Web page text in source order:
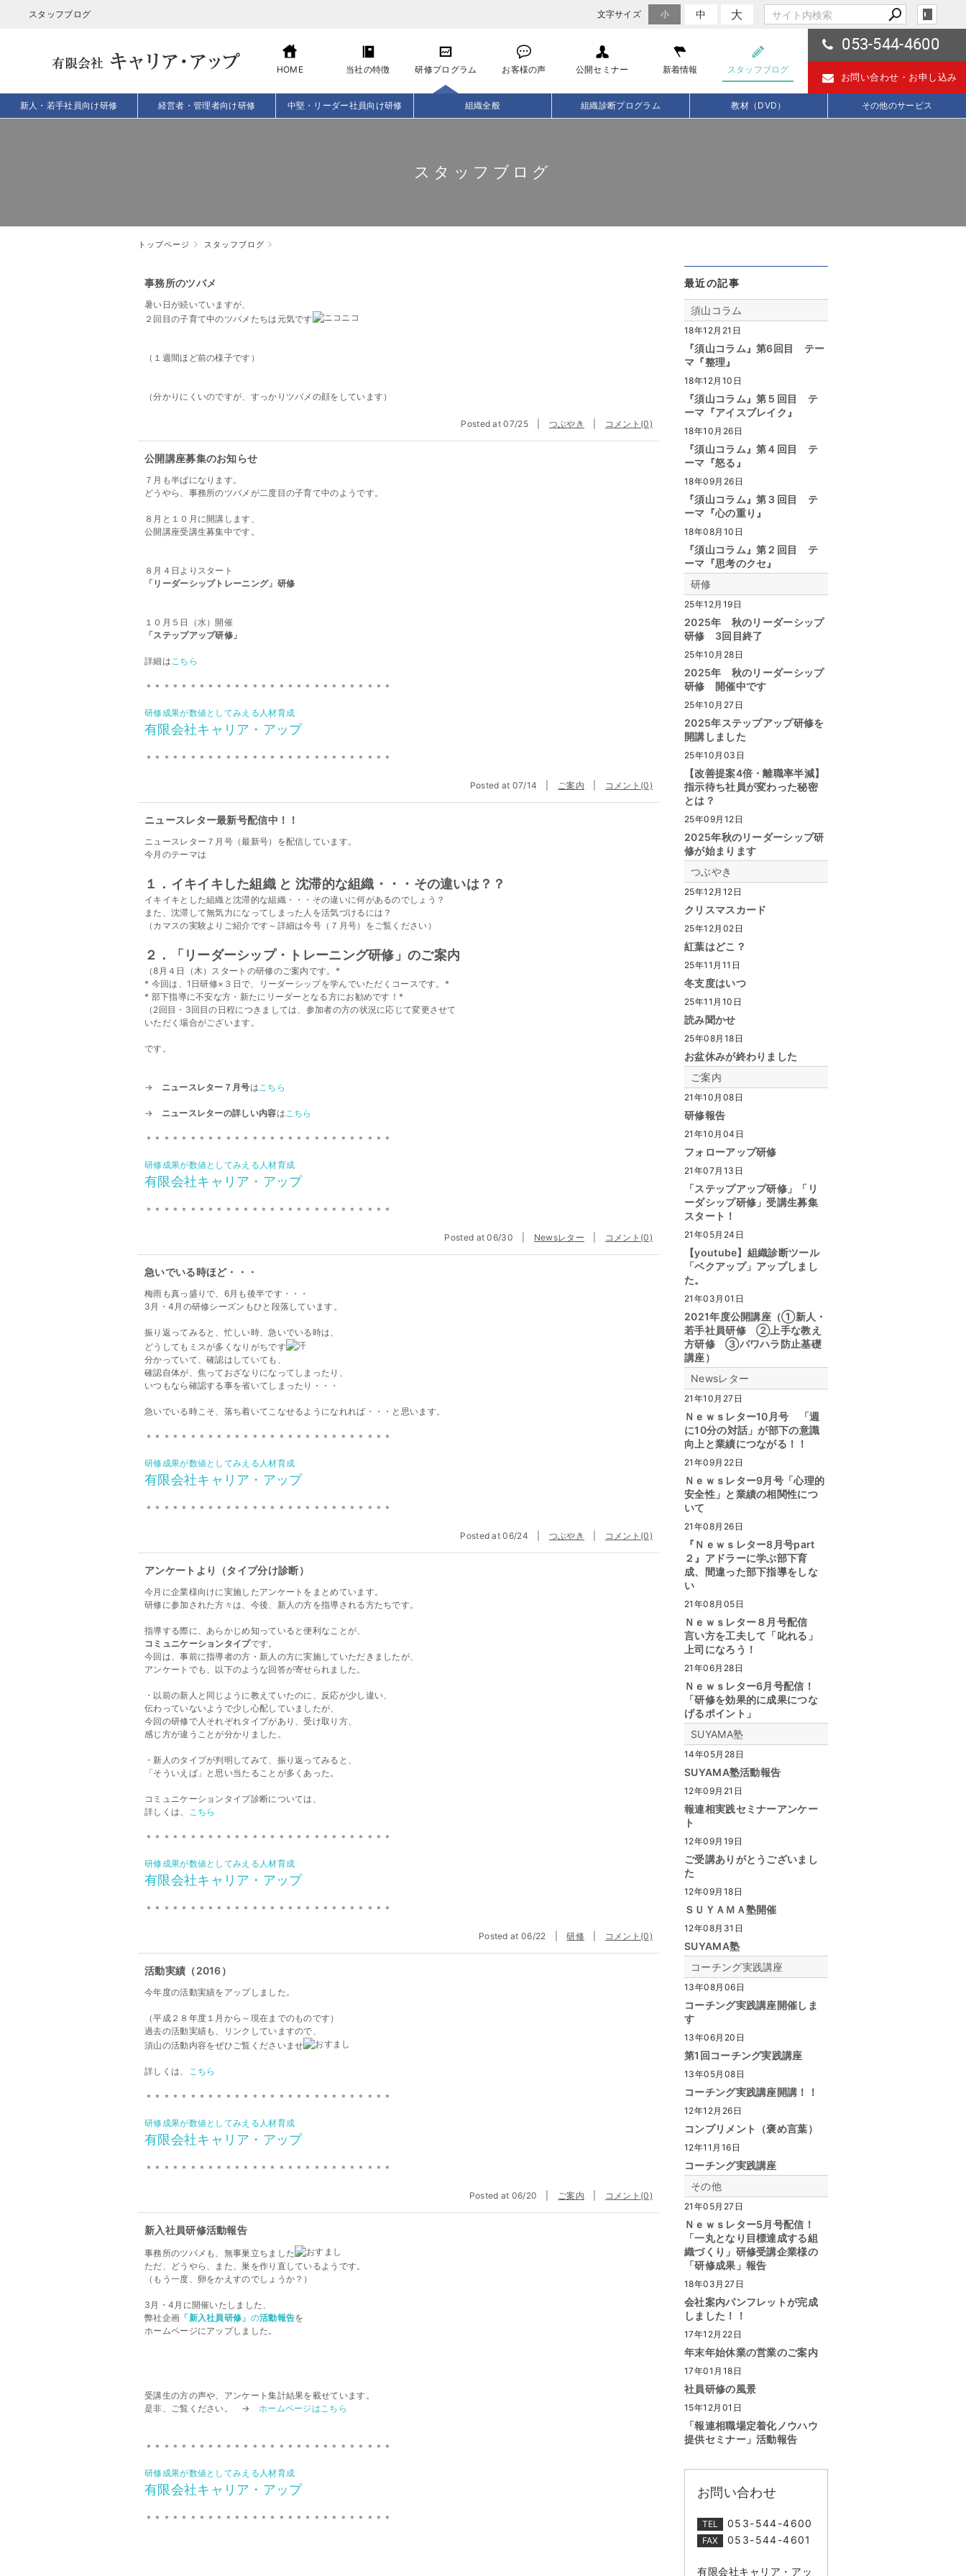
スタッフブログ 文字サイズ 小 中 大
HOME 当社の特徴 研修プログラム お客様の声 公開セミナー 新着情報 スタッフブログ
053-544-4600
お問い合わせ・ お申し込み
新人・若手社員向け研修 経営者・管理者向け研修 中堅・リーダー社員向け研修 組織全般 組織診断プログラム 教材（DVD） その他のサービス
スタッフブログ
トップページ スタッフブログ
事務所のツバメ
暑い日が続いていますが、
２回目の子育て中のツバメたちは元気です
（１週間ほど前の様子です）
（分かりにくいのですが、すっかりツバメの顔をしています）
Posted at 07/25 | つぶやき コメント(0)
公開講座募集のお知らせ
７月も半ばになります。
どうやら、事務所のツバメが二度目の子育て中のようです。
８月と１０月に開講します、
公開講座受講生募集中です。
８月４日よりスタート
「リーダーシップトレーニング」研修
１０月５日（水）開催
「ステップアップ研修」
詳細は こちら
＊＊＊＊＊＊＊＊＊＊＊＊＊＊＊＊＊＊＊＊＊＊＊＊＊＊＊＊
研修成果が数値としてみえる人材育成
有限会社キャリア・アップ
＊＊＊＊＊＊＊＊＊＊＊＊＊＊＊＊＊＊＊＊＊＊＊＊＊＊＊＊
Posted at 07/14 | ご案内 コメント(0)
ニュースレター最新号配信中！！
ニュースレター７月号（最新号）を配信しています。
今月のテーマは
１．イキイキした組織 と 沈滞的な組織・・・その違いは？？
イキイキとした組織と沈滞的な組織・・・その違いに何があるのでしょう？
また、沈滞して無気力になってしまった人を活気づけるには？
（カマスの実験よりご紹介です～詳細は今号（７月号）をご覧ください）
２．「リーダーシップ・トレーニング研修」のご案内
（8月４日（木）スタートの研修のご案内です。*
* 今回は、1日研修×３日で、リーダーシップを学んでいただくコースです。*
* 部下指導に不安な方・新たにリーダーとなる方にお勧めです！*
（2回目・3回目の日程につきましては、参加者の方の状況に応じて変更させて
いただく場合がございます。
です。
→ ニュースレター７月号は こちら
→ ニュースレターの詳しい内容は こちら
＊＊＊＊＊＊＊＊＊＊＊＊＊＊＊＊＊＊＊＊＊＊＊＊＊＊＊＊
研修成果が数値としてみえる人材育成
有限会社キャリア・アップ
＊＊＊＊＊＊＊＊＊＊＊＊＊＊＊＊＊＊＊＊＊＊＊＊＊＊＊＊
Posted at 06/30 | Newsレター コメント(0)
急いでいる時ほど・・・
梅雨も真っ盛りで、6月も後半です・・・
3月・4月の研修シーズンもひと段落しています。
振り返ってみると、忙しい時、急いでいる時は、
どうしてもミスが多くなりがちです
分かっていて、確認はしていても、
確認自体が、焦っておざなりになってしまったり、
いつもなら確認する事を省いてしまったり・・・
急いでいる時こそ、落ち着いてこなせるようになれれば・・・と思います。
＊＊＊＊＊＊＊＊＊＊＊＊＊＊＊＊＊＊＊＊＊＊＊＊＊＊＊＊
研修成果が数値としてみえる人材育成
有限会社キャリア・アップ
＊＊＊＊＊＊＊＊＊＊＊＊＊＊＊＊＊＊＊＊＊＊＊＊＊＊＊＊
Posted at 06/24 | つぶやき コメント(0)
アンケートより（タイプ分け診断）
今月に企業様向けに実施したアンケートをまとめています。
研修に参加された方々は、今後、新人の方を指導される方たちです。
指導する際に、あらかじめ知っていると便利なことが、
コミュニケーションタイプです。
今回は、事前に指導者の方・新人の方に実施していただきましたが、
アンケートでも、以下のような回答が寄せられました。
・以前の新人と同じように教えていたのに、反応が少し違い、
伝わっていないようで少し心配していましたが、
今回の研修で人それぞれタイプがあり、受け取り方、
感じ方が違うことが分かりました。
・新人のタイプが判明してみて、振り返ってみると、
「そういえば」と思い当たることが多くあった。
コミュニケーションタイプ診断については、
詳しくは、
こちら
＊＊＊＊＊＊＊＊＊＊＊＊＊＊＊＊＊＊＊＊＊＊＊＊＊＊＊＊
研修成果が数値としてみえる人材育成
有限会社キャリア・アップ
＊＊＊＊＊＊＊＊＊＊＊＊＊＊＊＊＊＊＊＊＊＊＊＊＊＊＊＊
Posted at 06/22 |研修 コメント(0)
活動実績（2016）
今年度の活動実績をアップしました。
（平成２８年度１月から～現在までのものです）
過去の活動実績も、リンクしていますので、
須山の活動内容をぜひご覧くださいませ
詳しくは、 こちら
＊＊＊＊＊＊＊＊＊＊＊＊＊＊＊＊＊＊＊＊＊＊＊＊＊＊＊＊
研修成果が数値としてみえる人材育成
有限会社キャリア・アップ
＊＊＊＊＊＊＊＊＊＊＊＊＊＊＊＊＊＊＊＊＊＊＊＊＊＊＊＊
Posted at 06/20 | ご案内 コメント(0)
新入社員研修活動報告
事務所のツバメも、無事巣立ちました
ただ、どうやら、また、巣を作り直しているようです。
（もう一度、卵をかえすのでしょうか？）
3月・4月に開催いたしました、
弊社企画 「新入社員研修」 の活動報告を
ホームページにアップしました。
受講生の方の声や、アンケート集計結果を載せています。
是非、ご覧ください。 → ホームページはこちら
＊＊＊＊＊＊＊＊＊＊＊＊＊＊＊＊＊＊＊＊＊＊＊＊＊＊＊＊
研修成果が数値としてみえる人材育成
有限会社キャリア・アップ
＊＊＊＊＊＊＊＊＊＊＊＊＊＊＊＊＊＊＊＊＊＊＊＊＊＊＊＊
最近の記事
須山コラム
18年12月21日
『須山コラム』第6回目 テー
マ『整理』
18年12月10日
『須山コラム』第５回目 テ
ーマ『アイスブレイク』
18年10月26日
『須山コラム』第４回目 テ
ーマ『怒る』
18年09月26日
『須山コラム』第３回目 テ
ーマ『心の重り』
18年08月10日
『須山コラム』第２回目 テ
ーマ『思考のクセ』
研修
25年12月19日
2025年 秋のリーダーシップ
研修 3回目終了
25年10月28日
2025年 秋のリーダーシップ
研修 開催中です
25年10月27日
2025年ステップアップ研修を
開講しました
25年10月03日
【改善提案4倍・離職率半減】
指示待ち社員が変わった秘密
とは？
25年09月12日
2025年秋のリーダーシップ研
修が始まります
つぶやき
25年12月12日
クリスマスカード
25年12月02日
紅葉はどこ？
25年11月11日
冬支度はいつ
25年11月10日
読み聞かせ
25年08月18日
お盆休みが終わりました
ご案内
21年10月08日
研修報告
21年10月04日
フォローアップ研修
21年07月13日
「ステップアップ研修」「リ
ーダシップ研修」受講生募集
スタート！
21年05月24日
【youtube】組織診断ツール
「ベクアップ」アップしまし
た。
21年03月01日
2021年度公開講座（①新人・
若手社員研修 ②上手な教え
方研修 ③パワハラ防止基礎
講座）
Newsレター
21年10月27日
Ｎｅｗｓレター10月号 「週
に10分の対話」が部下の意識
向上と業績につながる！！
21年09月22日
Ｎｅｗｓレター9月号「心理的
安全性」と業績の相関性につ
いて
21年08月26日
『Ｎｅｗｓレター8月号part
２』アドラーに学ぶ部下育
成、間違った部下指導をしな
い
21年08月05日
Ｎｅｗｓレター８月号配信
言い方を工夫して「叱れる」
上司になろう！
21年06月28日
Ｎｅｗｓレター6月号配信！
「研修を効果的に成果につな
げるポイント」
SUYAMA塾
14年05月28日
SUYAMA塾活動報告
12年09月21日
報連相実践セミナーアンケー
ト
12年09月19日
ご受講ありがとうございまし
た
12年09月18日
ＳＵＹＡＭＡ塾開催
12年08月31日
SUYAMA塾
コーチング実践講座
13年08月06日
コーチング実践講座開催しま
す
13年06月20日
第1回コーチング実践講座
13年05月08日
コーチング実践講座開講！！
12年12月26日
コンプリメント（褒め言葉）
12年11月16日
コーチング実践講座
その他
21年05月27日
Ｎｅｗｓレター5月号配信！
「一丸となり目標達成する組
織づくり」研修受講企業様の
「研修成果」報告
18年03月27日
会社案内パンフレットが完成
しました！！
17年12月22日
年末年始休業の営業のご案内
17年01月18日
社員研修の風景
15年12月01日
「報連相職場定着化ノウハウ
提供セミナー」活動報告
お問い合わせ
TEL 053-544-4600
FAX 053-544-4601
有限会社キャリア・アッ